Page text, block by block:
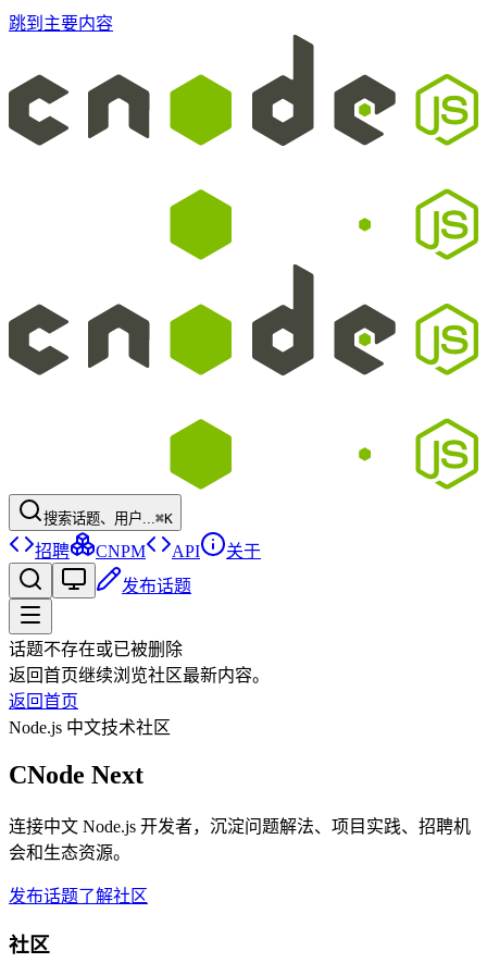
跳到主要内容
搜索话题、用户...⌘K
招聘 CNPM API
关于
发布话题
话题不存在或已被删除
返回首页继续浏览社区最新内容。
返回首页
Node.js 中文技术社区
CNode Next
连接中文 Node.js 开发者，沉淀问题解法、项目实践、招聘机
会和生态资源。
发布话题了解社区
社区